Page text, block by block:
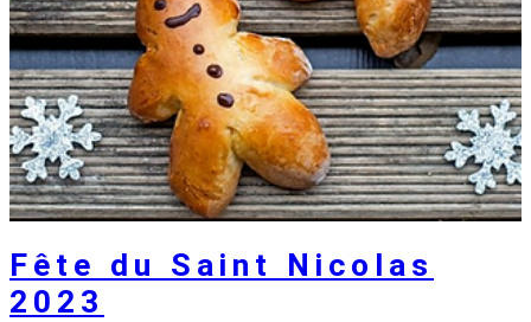
Fête du Saint Nicolas
2023